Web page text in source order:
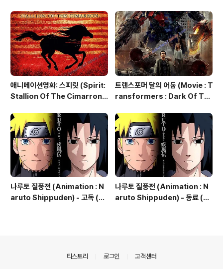
Of Leadership (앨범 버전)
애니메이션영화: 스피릿 (Spirit:
Stallion Of The Cimarron,
트랜스포머 달의 어둠 (Movie : T
ransformers : Dark Of Th
Needs You Now
나루토 질풍전 (Animation : N
aruto Shippuden) - 고독 (孤
나루토 질풍전 (Animation : N
aruto Shippuden) - 동료 (仲
티스토리 로그인 고객센터